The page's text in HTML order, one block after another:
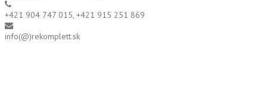
+421 904 747 015, +421 915 251 869
info(@)rekomplett.sk